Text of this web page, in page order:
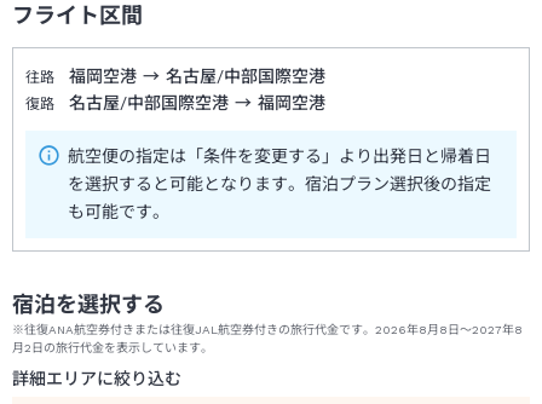
フライト区間
往路 福岡空港 → 名古屋/中部国際空港
復路 名古屋/中部国際空港 → 福岡空港
航空便の指定は「条件を変更する」より出発日と帰着日
を選択すると可能となります。宿泊プラン選択後の指定
も可能です。
宿泊を選択する
※往復ANA航空券付きまたは往復JAL航空券付きの旅行代金です。2026年8月8日～2027年8
月2日の旅行代金を表示しています。
詳細エリアに絞り込む